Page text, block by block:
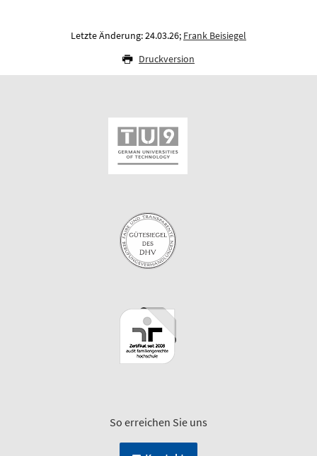
Letzte Änderung: 24.03.26; Frank Beisiegel
Druckversion
So erreichen Sie uns